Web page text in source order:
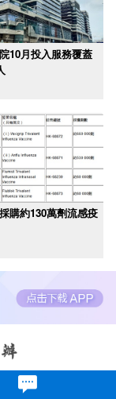
10月投入服務覆蓋
購約130萬劑流感疫